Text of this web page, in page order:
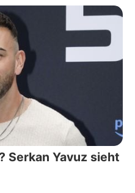
Serkan Yavuz sieht